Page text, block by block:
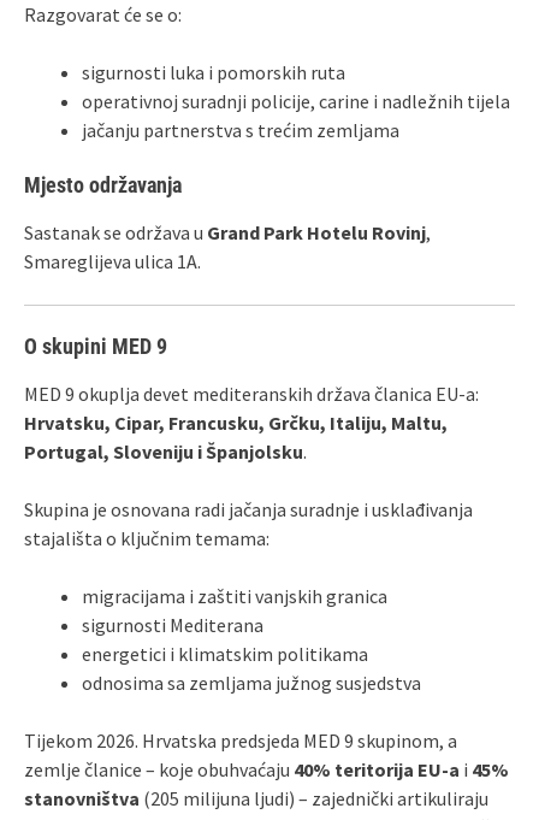
Razgovarat će se o:
sigurnosti luka i pomorskih ruta
operativnoj suradnji policije, carine i nadležnih tijela
jačanju partnerstva s trećim zemljama
Mjesto održavanja
Sastanak se održava u Grand Park Hotelu Rovinj,
Smareglijeva ulica 1A.
O skupini MED 9
MED 9 okuplja devet mediteranskih država članica EU-a:
Hrvatsku, Cipar, Francusku, Grčku, Italiju, Maltu,
Portugal, Sloveniju i Španjolsku.
Skupina je osnovana radi jačanja suradnje i usklađivanja
stajališta o ključnim temama:
migracijama i zaštiti vanjskih granica
sigurnosti Mediterana
energetici i klimatskim politikama
odnosima sa zemljama južnog susjedstva
Tijekom 2026. Hrvatska predsjeda MED 9 skupinom, a
zemlje članice – koje obuhvaćaju 40% teritorija EU-a i 45%
stanovništva (205 milijuna ljudi) – zajednički artikuliraju